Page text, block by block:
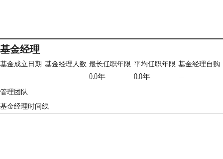
基金经理
基金成立日期 基金经理人数 最长任职年限
0.0年
平均任职年限
0.0年
基金经理自购
—
管理团队
基金经理时间线